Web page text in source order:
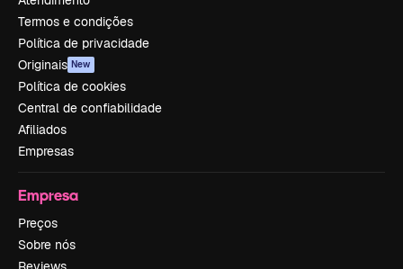
Termos e condições
Política de privacidade
Originais New
Política de cookies
Central de confiabilidade
Afiliados
Empresas
Empresa
Preços
Sobre nós